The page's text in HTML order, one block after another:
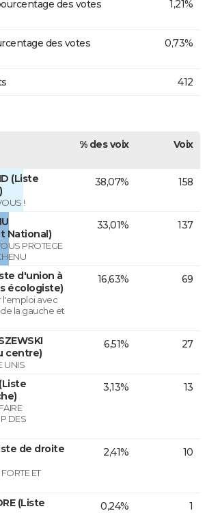
des votes
1,21%
des votes
0,73%
412
% des voix Voix
(Liste
!
38,07% 158
National)
PROTEGE
33,01% 137
d'union à
écologiste)
l'emploi avec
la gauche et
16,63% 69
centre)
UNIS
6,51% 27
DES
3,13% 13
de droite
ET
2,41% 10
(Liste
0,24% 1